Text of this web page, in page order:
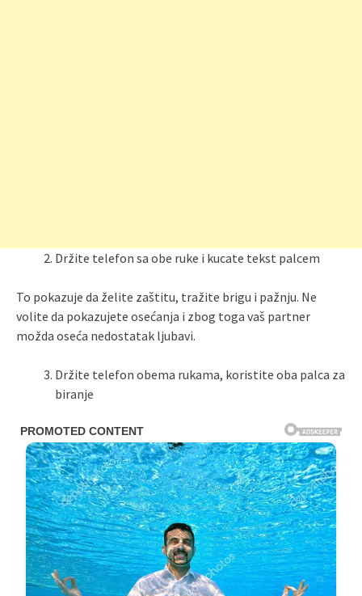
Držite telefon sa obe ruke i kucate tekst palcem
To pokazuje da želite zaštitu, tražite brigu i pažnju. Ne
volite da pokazujete osećanja i zbog toga vaš partner
možda oseća nedostatak ljubavi.
Držite telefon obema rukama, koristite oba palca za
biranje